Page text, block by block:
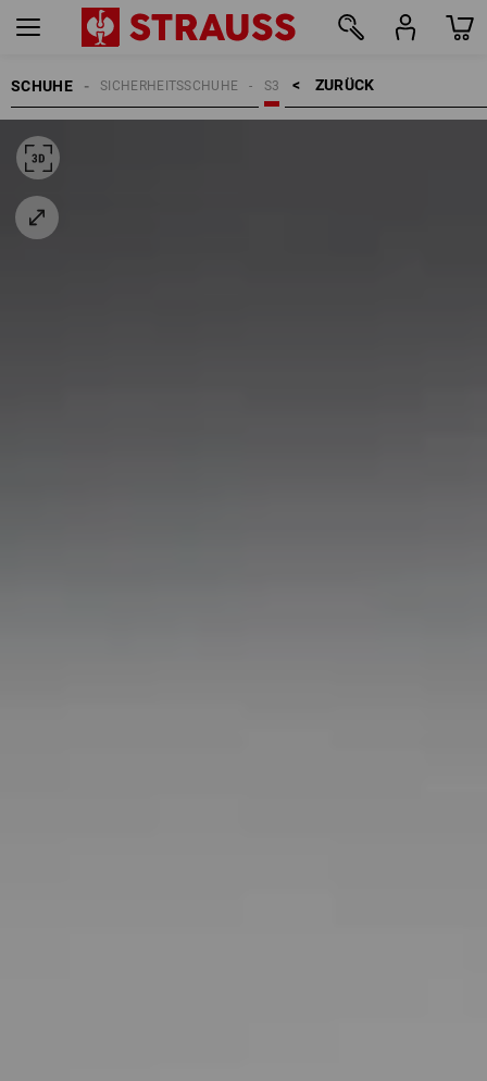
SCHUHE ZURÜCK    >
S3
SICHERHEITSSCHUHE